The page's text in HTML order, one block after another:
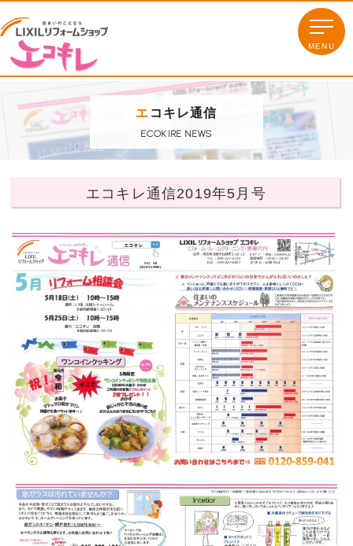
エ コキレ通信
ECOKIRE NEWS
エコキレ通信2019年5月号